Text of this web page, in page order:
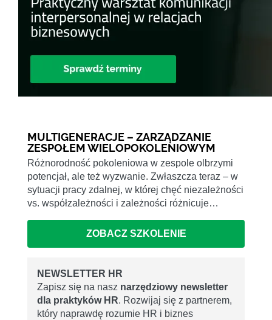
MULTIGENERACJE – ZARZĄDZANIE
ZESPOŁEM WIELOPOKOLENIOWYM
Różnorodność pokoleniowa w zespole olbrzymi
potencjał, ale też wyzwanie. Zwłaszcza teraz – w
sytuacji pracy zdalnej, w której chęć niezależności
vs. współzależności i zależności różnicuje…
ZOBACZ SZKOLENIE
NEWSLETTER HR
Zapisz się na nasz narzędziowy newsletter
dla praktyków HR. Rozwijaj się z partnerem,
który naprawdę rozumie HR i biznes